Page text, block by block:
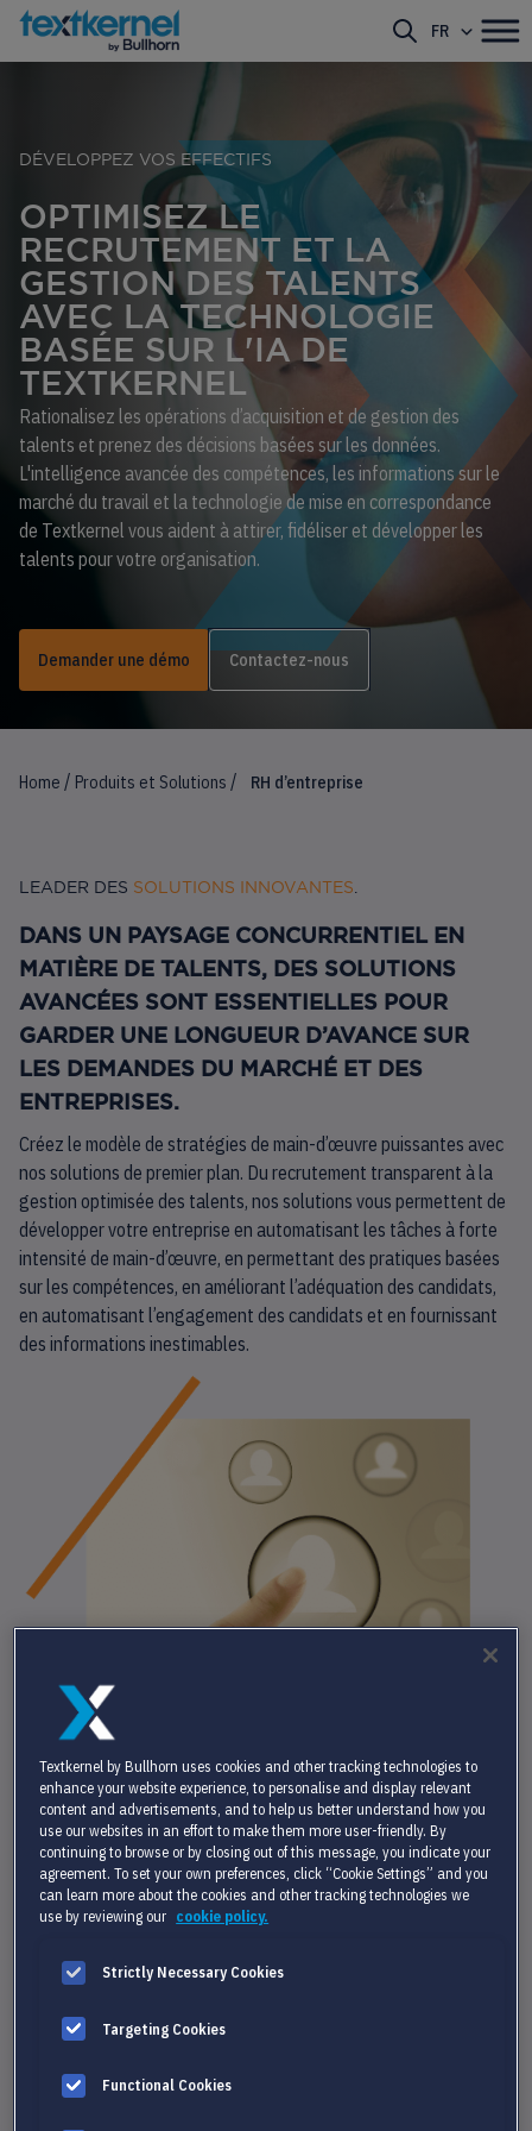
FR
DÉVELOPPEZ VOS EFFECTIFS
OPTIMISEZ LE
RECRUTEMENT ET LA
GESTION DES TALENTS
AVEC LA TECHNOLOGIE
BASÉE SUR L'IA DE
TEXTKERNEL
Rationalisez les opérations d’acquisition et de gestion des
talents et prenez des décisions basées sur les données.
L'intelligence avancée des compétences, les informations sur le
marché du travail et la technologie de mise en correspondance
de Textkernel vous aident à attirer, fidéliser et développer les
talents pour votre organisation.
Demander une démo Contactez-nous
Home / Produits et Solutions / RH d’entreprise
LEADER DES SOLUTIONS INNOVANTES
DANS UN PAYSAGE CONCURRENTIEL EN
MATIÈRE DE TALENTS, DES SOLUTIONS
AVANCÉES SONT ESSENTIELLES POUR
GARDER UNE LONGUEUR D’AVANCE SUR
LES DEMANDES DU MARCHÉ ET DES
ENTREPRISES.
Créez le modèle de stratégies de main-d’œuvre puissantes avec
nos solutions de premier plan. Du recrutement transparent à la
gestion optimisée des talents, nos solutions vous permettent de
développer votre entreprise en automatisant les tâches à forte
intensité de main-d’œuvre, en permettant des pratiques basées
sur les compétences, en améliorant l’adéquation des candidats,
en automatisant l’engagement des candidats et en fournissant
des informations inestimables.
SOLUTIONS POUR L’EFFICACITÉ ET LA CROISSANCE DES
Les pratiques fondées sur les compétences, la prise de décision
Textkernel by Bullhorn uses cookies and other tracking technologies to
enhance your website experience, to personalise and display relevant
content and advertisements, and to help us better understand how you
use our websites in an effort to make them more user-friendly. By
continuing to browse or by closing out of this message, you indicate your
agreement. To set your own preferences, click “Cookie Settings” and you
can learn more about the cookies and other tracking technologies we
use by reviewing our cookie policy.
Strictly Necessary Cookies
Targeting Cookies
Functional Cookies